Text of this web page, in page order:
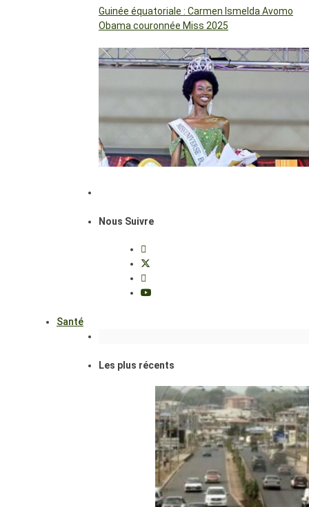
Guinée équatoriale : Carmen Ismelda Avomo
Obama couronnée Miss 2025
Nous Suivre
Santé
Les plus récents